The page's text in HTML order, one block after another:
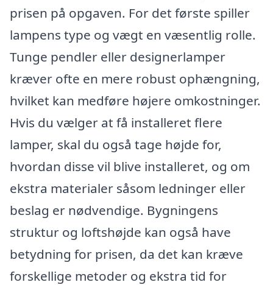
prisen på opgaven. For det første spiller
lampens type og vægt en væsentlig rolle.
Tunge pendler eller designerlamper
kræver ofte en mere robust ophængning,
hvilket kan medføre højere omkostninger.
Hvis du vælger at få installeret flere
lamper, skal du også tage højde for,
hvordan disse vil blive installeret, og om
ekstra materialer såsom ledninger eller
beslag er nødvendige. Bygningens
struktur og loftshøjde kan også have
betydning for prisen, da det kan kræve
forskellige metoder og ekstra tid for